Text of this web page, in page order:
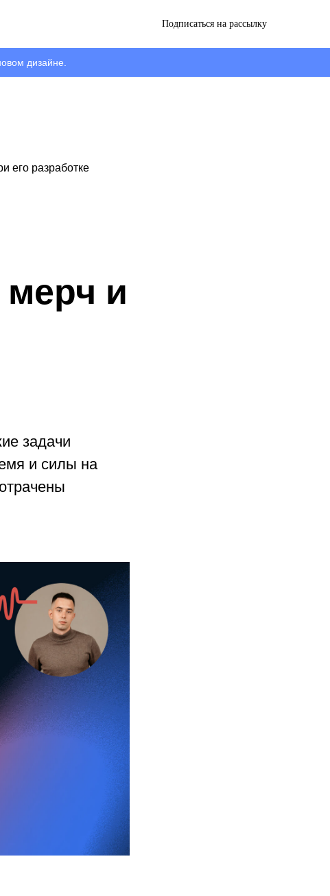
дизайне.
Подписаться на рассылку
его разработке
и
задачи
и силы на